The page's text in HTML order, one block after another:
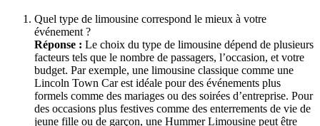
Quel type de limousine correspond le mieux à votre
événement ?
Réponse : Le choix du type de limousine dépend de plusieurs
facteurs tels que le nombre de passagers, l’occasion, et votre
budget. Par exemple, une limousine classique comme une
Lincoln Town Car est idéale pour des événements plus
formels comme des mariages ou des soirées d’entreprise. Pour
des occasions plus festives comme des enterrements de vie de
jeune fille ou de garçon, une Hummer Limousine peut être